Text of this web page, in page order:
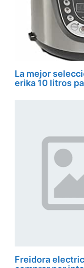
La mejor
erika 10 litros
Freidora